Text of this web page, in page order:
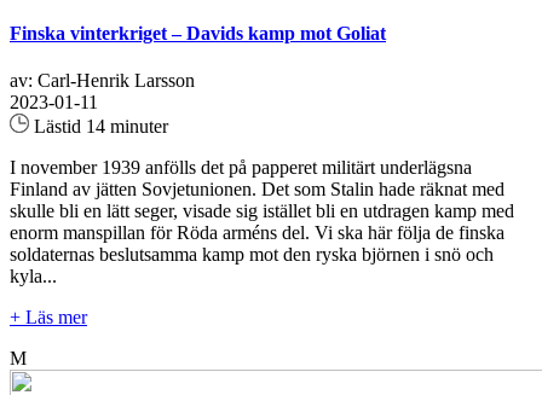
Finska vinterkriget – Davids kamp mot Goliat
av: Carl-Henrik Larsson
2023-01-11
Lästid 14 minuter
I november 1939 anfölls det på papperet militärt underlägsna
Finland av jätten Sovjetunionen. Det som Stalin hade räknat med
skulle bli en lätt seger, visade sig istället bli en utdragen kamp med
enorm manspillan för Röda arméns del. Vi ska här följa de finska
soldaternas beslutsamma kamp mot den ryska björnen i snö och
kyla...
+ Läs mer
M